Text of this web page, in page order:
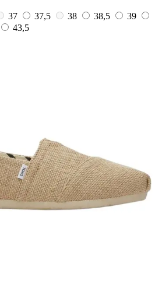
37 37,5 38 38,5
39
43,5